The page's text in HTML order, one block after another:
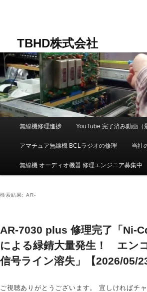
テ
ン
ツ
へ
移
動
ン
ツ
へ
移
動
TBHD株式会社
ュ
無線機修理進捗 YouTube 完了済み動画（
アマチュア無線機 BCLラジオの修理 当社
無線機 オーディオ機器 修理エンジニア募集中
検索結果: AR-
AR-7030 plus 修理完了「Ni-
による緑錆大量発生！ エン
信号ライン溶失」【2026/05/23
ご視聴ありがとうございます。 宜しければチ